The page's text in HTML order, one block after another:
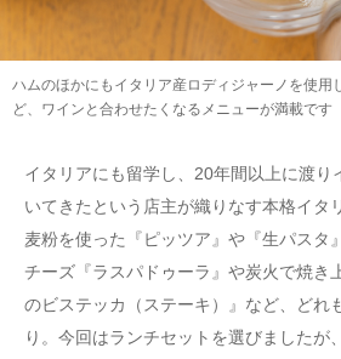
ハムのほかにもイタリア産ロディジャーノを使用
ど、ワインと合わせたくなるメニューが満載です
イタリアにも留学し、20年間以上に渡り
いてきたという店主が織りなす本格イタ
麦粉を使った『ピッツア』や『生パスタ
チーズ『ラスパドゥーラ』や炭火で焼
のビステッカ（ステーキ）』など、どれ
り。今回はランチセットを選びましたが